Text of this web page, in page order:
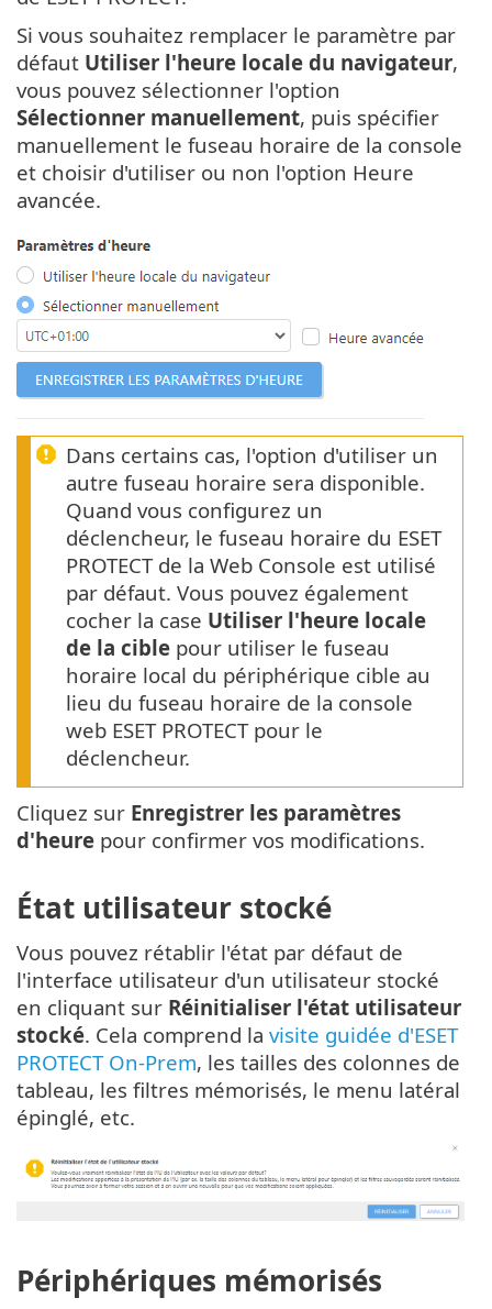
Si vous souhaitez remplacer le paramètre par
défaut Utiliser l'heure locale du navigateur,
vous pouvez sélectionner l'option
Sélectionner manuellement, puis spécifier
manuellement le fuseau horaire de la console
et choisir d'utiliser ou non l'option Heure
avancée.
Dans certains cas, l'option d'utiliser un
autre fuseau horaire sera disponible.
Quand vous configurez un
déclencheur, le fuseau horaire du ESET
PROTECT de la Web Console est utilisé
par défaut. Vous pouvez également
cocher la case Utiliser l'heure locale
de la cible pour utiliser le fuseau
horaire local du périphérique cible au
lieu du fuseau horaire de la console
web ESET PROTECT pour le
déclencheur.
Cliquez sur Enregistrer les paramètres
d'heure pour confirmer vos modifications.
État utilisateur stocké
Vous pouvez rétablir l'état par défaut de
l'interface utilisateur d'un utilisateur stocké
en cliquant sur Réinitialiser l'état utilisateur
stocké. Cela comprend la visite guidée d'ESET
PROTECT On-Prem, les tailles des colonnes de
tableau, les filtres mémorisés, le menu latéral
épinglé, etc.
Périphériques mémorisés